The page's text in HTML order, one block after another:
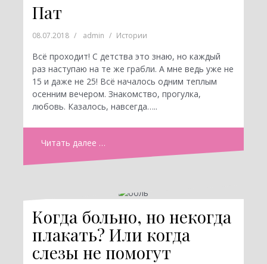
Пат
08.07.2018 admin Истории
Всё проходит! С детства это знаю, но каждый
раз наступаю на те же грабли. А мне ведь уже не
15 и даже не 25! Всё началось одним теплым
осенним вечером. Знакомство, прогулка,
любовь. Казалось, навсегда…..
Читать далее …
Когда больно, но некогда
плакать? Или когда
слезы не помогут